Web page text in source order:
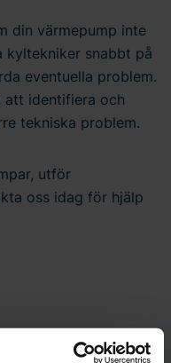
din värmepump inte
kyltekniker snabbt på
eventuella problem.
att identifiera och
tekniska problem.
utför
oss idag för hjälp